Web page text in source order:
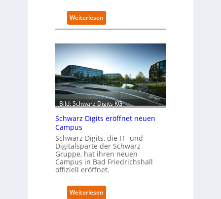
Weiterlesen:
R
t
r
o
f
i
t
-
D
t
n
s
a
u
e
r
Bild: Schwarz Digits KG
Schwarz Digits eröffnet neuen
Campus
Schwarz Digits, die IT- und
Digitalsparte der Schwarz
Gruppe, hat ihren neuen
Campus in Bad Friedrichshall
offiziell eröffnet.
Weiterlesen: